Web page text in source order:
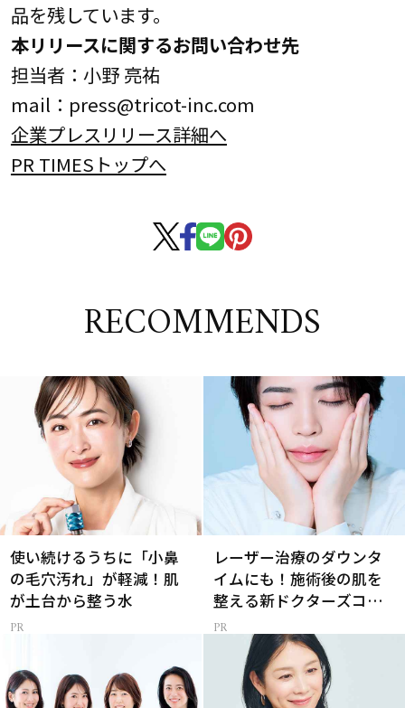
品を残しています。
本リリースに関するお問い合わせ先
担当者：小野 亮祐
mail：press@tricot-inc.com
企業プレスリリース詳細へ
PR TIMESトップへ
RECOMMENDS
使い続けるうちに「小鼻
の毛穴汚れ」が軽減！肌
が土台から整う水
レーザー治療のダウンタ
イムにも！施術後の肌を
整える新ドクターズコス
メ